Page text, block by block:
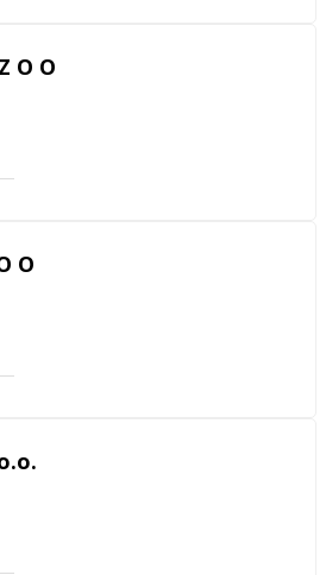
O O
O